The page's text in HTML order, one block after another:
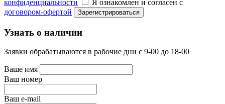
конфиденциальности
Я ознакомлен и согласен с
договором-офертой
Узнать о наличии
Заявки обрабатываются в рабочие дни с 9-00 до 18-00
Ваше имя
Ваш номер
Ваш e-mail